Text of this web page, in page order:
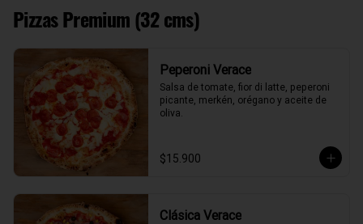
Pizzas Premium (32 cms)
Peperoni Verace
Salsa de tomate, fior di latte, peperoni
picante, merkén, orégano y aceite de
oliva.
$15.900
Clásica Verace